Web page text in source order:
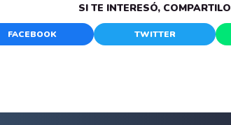
SI TE INTERESÓ, COMPARTILO
FACEBOOK TWITTER